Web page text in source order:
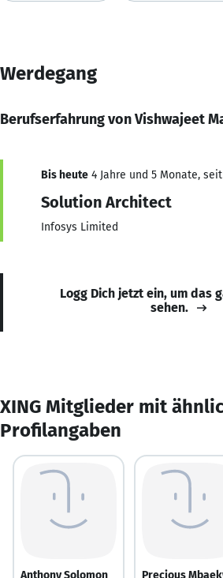
Werdegang
Berufserfahrung von Vishwajeet
Bis heute 4 Jahre und 5 Monate, seit
Solution Architect
Infosys Limited
Logg Dich jetzt ein, um das
sehen.
XING Mitglieder mit
Profilangaben
Anthony Solomon Precious